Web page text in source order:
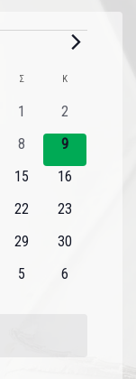
Σ Κ
0
εκδηλώσεις
1
0
εκδηλώσεις
2
0
εκδηλώσεις
8
0
εκδηλώσεις
9
0
15
0
16
0
22
0
23
0
29
0
30
0
5
0
6